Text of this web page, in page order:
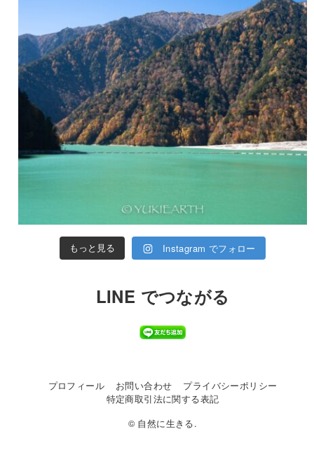
もっと見る Instagram でフォロー
LINE でつながる
プロフィール お問い合わせ
プライバシーポリシー
特定商取引法に関する表記
© 自然に生きる.